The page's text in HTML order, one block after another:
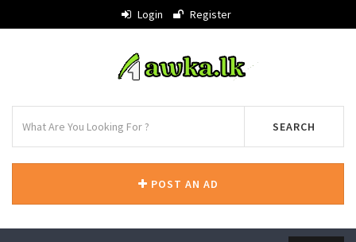
Login Register
SEARCH
POST AN AD